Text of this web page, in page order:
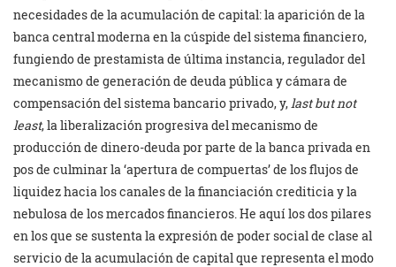
necesidades de la acumulación de capital: la aparición de la
banca central moderna en la cúspide del sistema financiero,
fungiendo de prestamista de última instancia, regulador del
mecanismo de generación de deuda pública y cámara de
compensación del sistema bancario privado, y,last but not
least, la liberalización progresiva del mecanismo de
producción de dinero-deuda por parte de la banca privada en
pos de culminar la ‘apertura de compuertas’ de los flujos de
liquidez hacia los canales de la financiación crediticia y la
nebulosa de los mercados financieros. He aquí los dos pilares
en los que se sustenta la expresión de poder social de clase al
servicio de la acumulación de capital que representa el modo